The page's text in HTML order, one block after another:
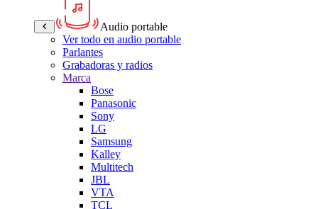
Audio portable
Ver todo en audio portable
Parlantes
Grabadoras y radios
Marca
Bose
Panasonic
Sony
LG
Samsung
Kalley
Multitech
JBL
VTA
TCL